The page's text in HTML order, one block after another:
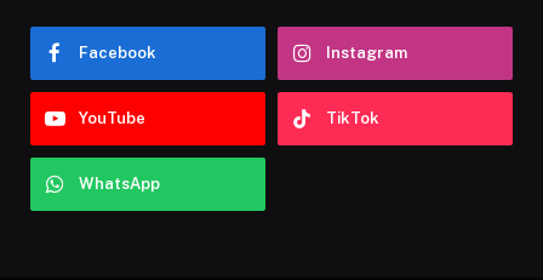
Facebook Instagram
YouTube TikTok
WhatsApp